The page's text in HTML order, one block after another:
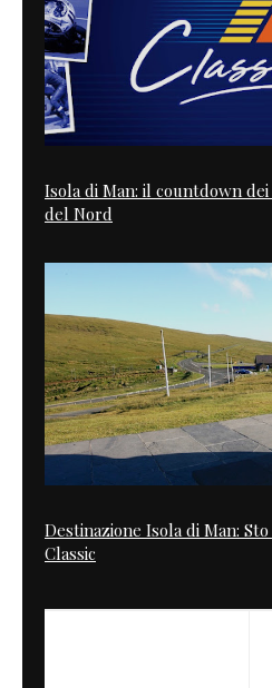
Isola di Man: il countdown
del Nord
Destinazione Isola di Man:
Classic